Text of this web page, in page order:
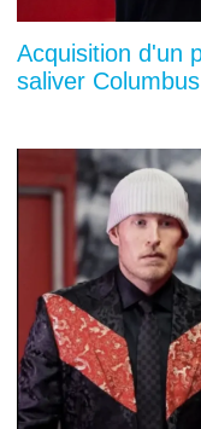
Acquisition d'un
saliver Columbus